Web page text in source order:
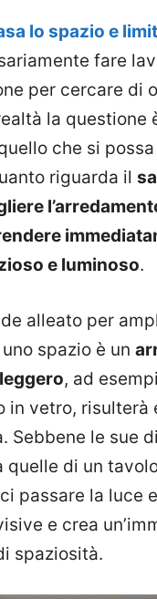
lo spazio e
fare
per cercare di
la questione
che si
riguarda il
e luminoso.
alleato per
spazio è un
, ad
in vetro, risulterà
Sebbene le sue
quelle di un
passare la luce
e crea
spaziosità.